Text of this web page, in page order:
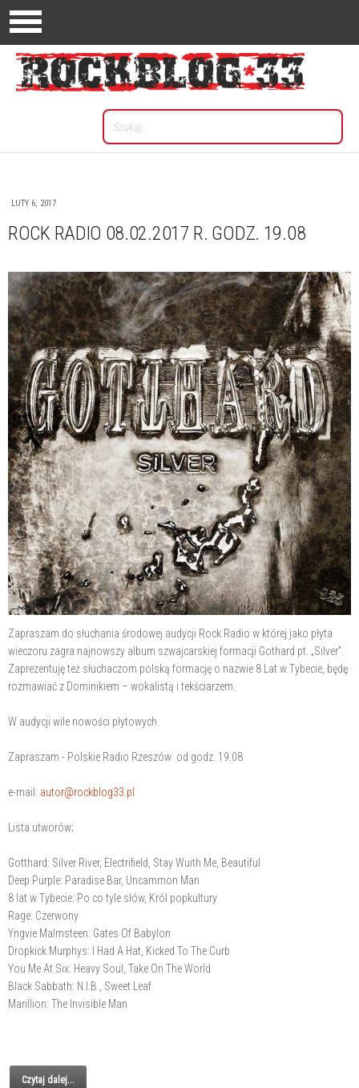
LUTY 6, 2017
ROCK RADIO 08.02.2017 R. GODZ. 19.08
Zapraszam do słuchania środowej audycji Rock Radio w której jako płyta
wieczoru zagra najnowszy album szwajcarskiej formacji Gothard pt. „Silver”.
Zaprezentuję też słuchaczom polską formację o nazwie 8 Lat w Tybecie, będę
rozmawiać z Dominikiem – wokalistą i tekściarzem.
W audycji wile nowości płytowych.
Zapraszam - Polskie Radio Rzeszów od godz. 19.08
e-mail: autor@rockblog33.pl
Lista utworów;
Gotthard: Silver River, Electrifield, Stay Wuith Me, Beautiful
Deep Purple: Paradise Bar, Uncammon Man
8 lat w Tybecie: Po co tyle słów, Król popkultury
Rage: Czerwony
Yngvie Malmsteen: Gates Of Babylon
Dropkick Murphys: I Had A Hat, Kicked To The Curb
You Me At Six: Heavy Soul, Take On The World
Black Sabbath: N.I.B., Sweet Leaf
Marillion: The Invisible Man
Czytaj dalej...